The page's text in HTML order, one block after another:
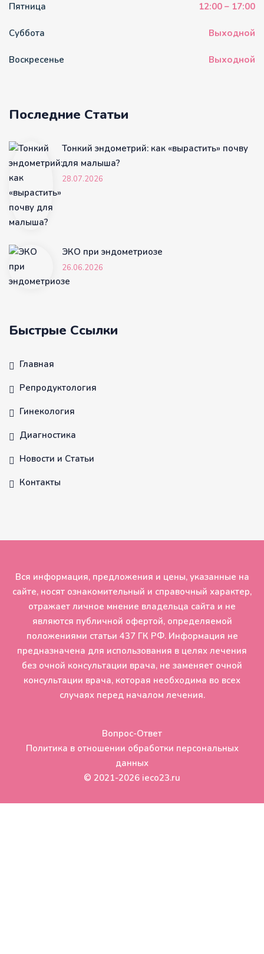
Пятница 12:00 – 17:00
Суббота Выходной
Воскресенье Выходной
Последние Статьи
Тонкий эндометрий: как «вырастить» почву
для малыша?
28.07.2026
ЭКО при эндометриозе
26.06.2026
Быстрые Ссылки
Главная
Репродуктология
Гинекология
Диагностика
Новости и Статьи
Контакты
Вся информация, предложения и цены, указанные на
сайте, носят ознакомительный и справочный характер,
отражает личное мнение владельца сайта и не
являются публичной офертой, определяемой
положениями статьи 437 ГК РФ. Информация не
предназначена для использования в целях лечения
без очной консультации врача, не заменяет очной
консультации врача, которая необходима во всех
случаях перед началом лечения.
Вопрос-Ответ
Политика в отношении обработки персональных
данных
© 2021-2026 ieco23.ru